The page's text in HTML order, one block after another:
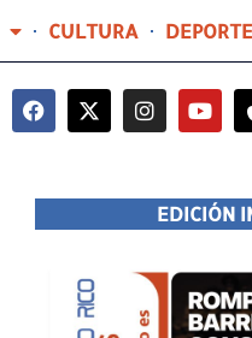
CULTURA
3 horas ago
EDICIÓN